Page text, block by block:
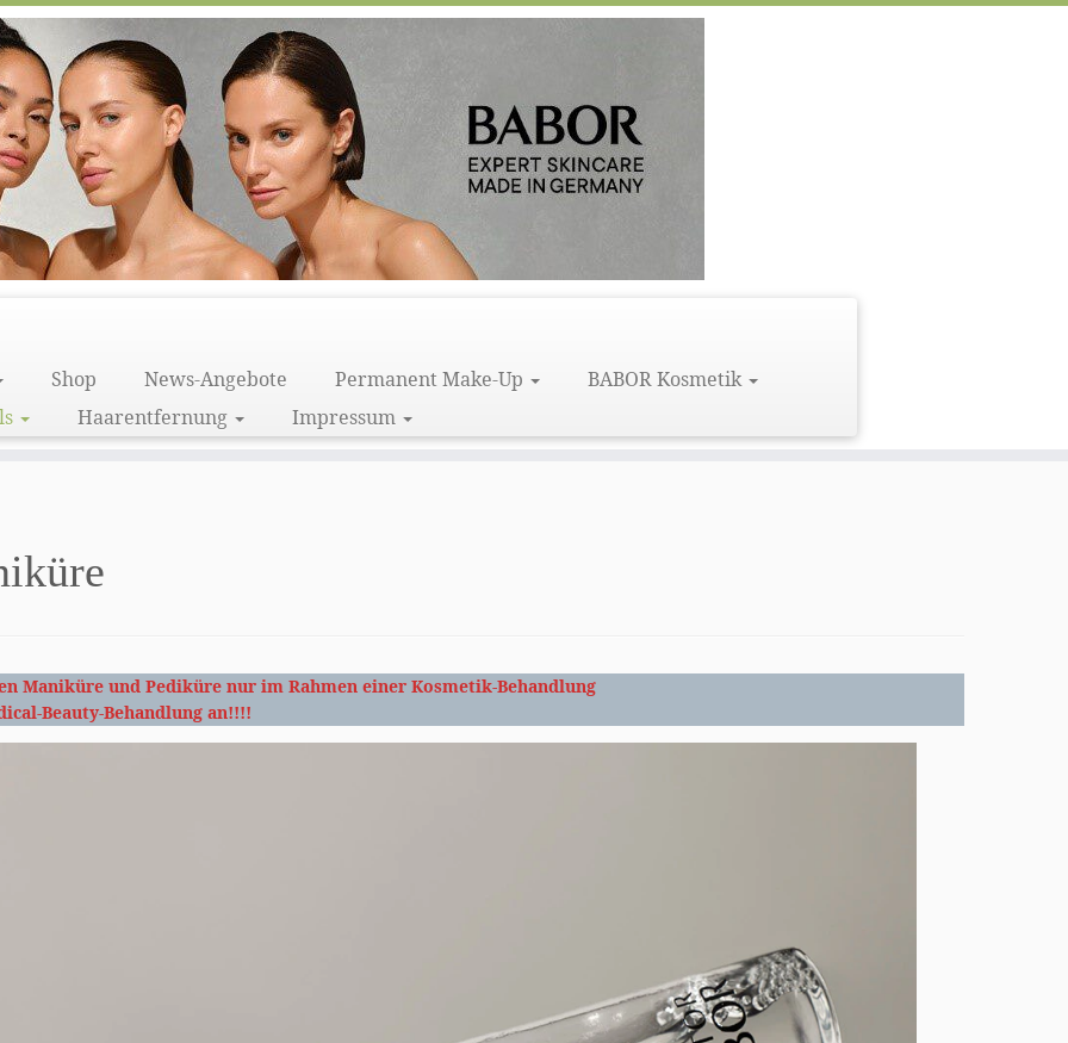
Shop News-Angebote Permanent Make-Up
BABOR Kosmetik
Haarentfernung Impressum
Maniküre und Pediküre nur im Rahmen einer Kosmetik-Behandlung
Beauty-Behandlung an!!!!